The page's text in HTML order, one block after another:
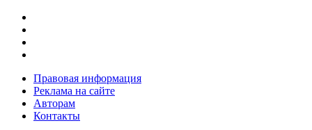
Правовая информация
Реклама на сайте
Авторам
Контакты